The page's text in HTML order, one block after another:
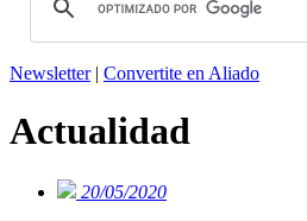
Newsletter| Convertite en Aliado
Actualidad
20/05/2020